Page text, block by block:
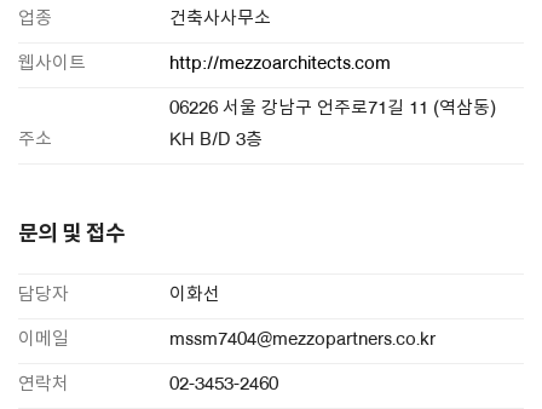
업종 건축사사무소
웹사이트 http://mezzoarchitects.com
주소
06226 서울 강남구 언주로71길 11 (역삼동)
KH B/D 3층
문의 및 접수
담당자 이화선
이메일 mssm7404@mezzopartners.co.kr
연락처 02-3453-2460